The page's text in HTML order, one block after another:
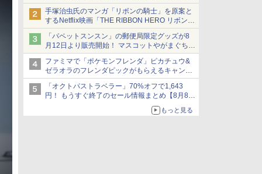
で順次無料配信開始
手塚治虫氏のマンガ「リボンの騎士」を原案と
するNetflix映画「THE RIBBON HERO リボンヒ
ーロー」本日配信開始
「パペットスンスン」の郵便局限定グッズが8
月12日より販売開始！ マスコットやがまぐち、
レターセットなどが登場
ファミマで「ポケモンフレンダ」ピカチュウ&
ゼラオラのフレンダピックがもらえるキャンペ
ーン開催！
「オクトパストラベラー」70%オフで1,643
円！ もうすぐ終了のセール情報まとめ【8月8日
ニンテンドーeショップでは「大神 絶景版」が
もっと見る